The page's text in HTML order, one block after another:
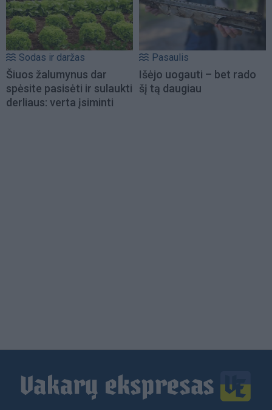
Sodas ir daržas
Šiuos žalumynus dar
spėsite pasisėti ir sulaukti
derliaus: verta įsiminti
Pasaulis
Išėjo uogauti – bet rado
šį tą daugiau